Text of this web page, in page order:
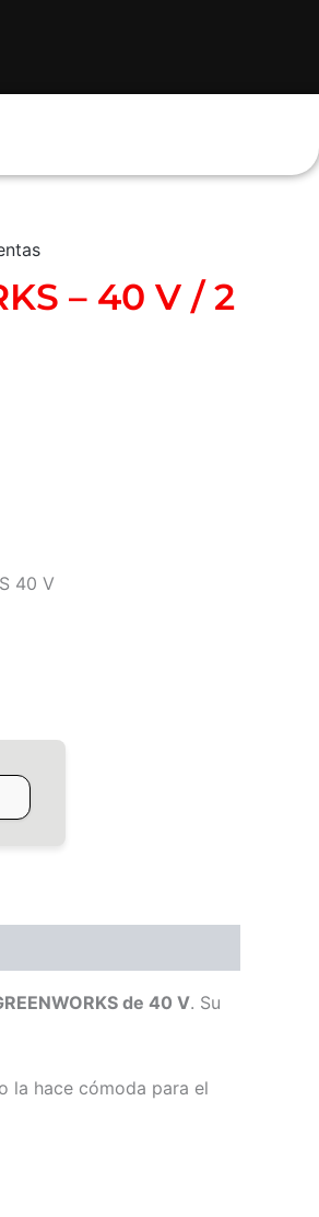
– 40 V / 2
40 V
de 40 V. Su
la hace cómoda para el